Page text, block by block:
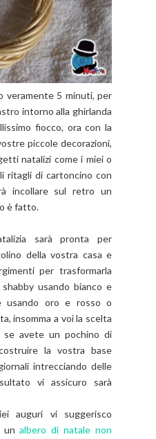
veramente 5 minuti, per
intorno alla ghirlanda
fiocco, ora con la
piccole decorazioni,
natalizi come i miei o
ritagli di cartoncino con
incollare sul retro un
è fatto.
sarà pronta per
della vostra casa e
per trasformarla
usando bianco e
usando oro e rosso o
insomma a voi la scelta
se avete un pochino di
la vostra base
intrecciando delle
vi assicuro sarà
auguri vi suggerisco
unalbero di natale non